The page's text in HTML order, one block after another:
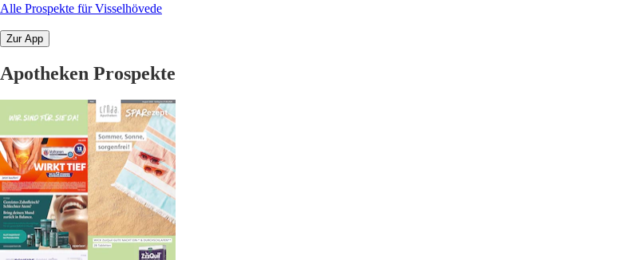
Alle Prospekte für Visselhövede
Zur App
Apotheken Prospekte